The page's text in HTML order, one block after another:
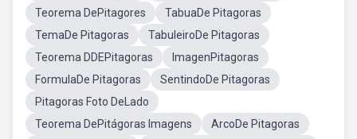
Teorema DePitagores
TabuaDe Pitagoras
TemaDe Pitagoras
TabuleiroDe Pitagoras
Teorema DDEPitagoras
ImagenPitagoras
FormulaDe Pitagoras
SentindoDe Pitagoras
Pitagoras Foto DeLado
Teorema DePitágoras Imagens
ArcoDe Pitagoras